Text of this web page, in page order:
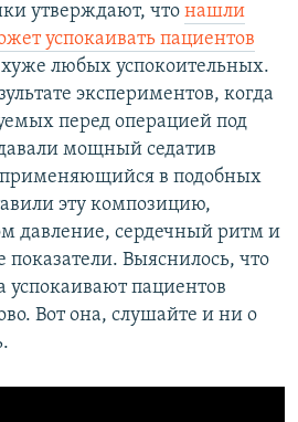
утверждают, что нашли
успокаивать пациентов
любых успокоительных.
экспериментов, когда
перед операцией под
мощный седатив
в подобных
эту композицию,
давление, сердечный ритм и
Выяснилось, что
пациентов
Вот она, слушайте и ни о